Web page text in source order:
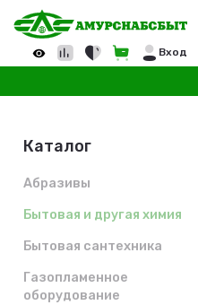
Вход
Каталог
Абразивы
Бытовая и другая химия
Бытовая сантехника
Газопламенное
оборудование